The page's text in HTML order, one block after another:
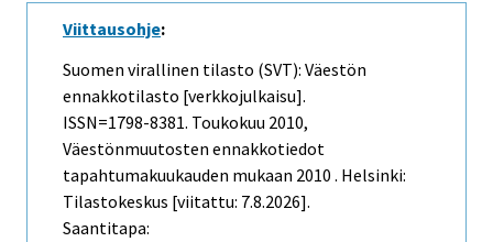
Viittausohje:
Suomen virallinen tilasto (SVT): Väestön
ennakkotilasto [verkkojulkaisu].
ISSN=1798-8381. Toukokuu 2010,
Väestönmuutosten ennakkotiedot
tapahtumakuukauden mukaan 2010 . Helsinki:
Tilastokeskus [viitattu: 7.8.2026].
Saantitapa: